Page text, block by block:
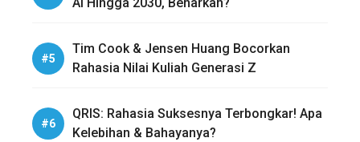
Tim Cook & Jensen Huang Bocorkan
Rahasia Nilai Kuliah Generasi Z
QRIS: Rahasia Suksesnya Terbongkar! Apa
Kelebihan & Bahayanya?